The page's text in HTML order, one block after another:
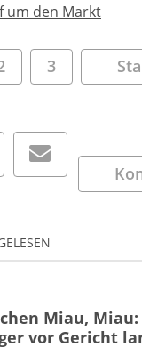
um den Markt
3
Miau, Miau:
vor Gericht